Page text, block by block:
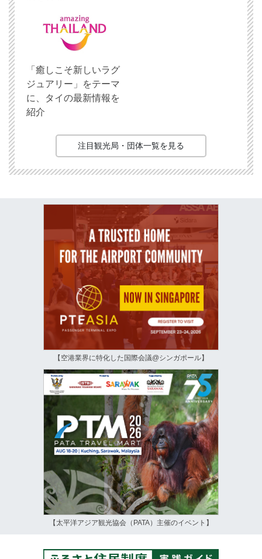
「癒しこそ新しいラグ
ジュアリー」をテーマ
に、タイの最新情報を
紹介
注目観光局・団体一覧を見る
【空港業界に特化した国際会議@シンガポール】
【太平洋アジア観光協会（PATA）主催のイベント】